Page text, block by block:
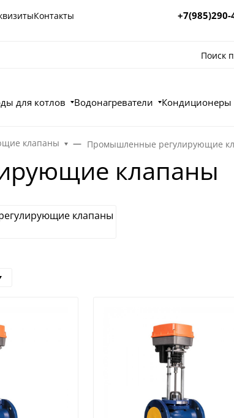
Контакты +7(985)290-
Поиск
для котлов Водонагреватели Кондиционеры
клапаны Промышленные регулирующие
клапаны
клапаны